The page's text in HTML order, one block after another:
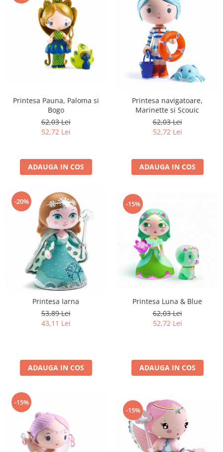
Printesa Pauna, Paloma si
Bogo
62,03 Lei
52,72 Lei
ADAUGA IN COS
Printesa navigatoare,
Marinette si Scouic
62,03 Lei
52,72 Lei
ADAUGA IN COS
-20%
Printesa Iarna
53,89 Lei
43,11 Lei
ADAUGA IN COS
-15%
Printesa Luna & Blue
62,03 Lei
52,72 Lei
ADAUGA IN COS
-15%
-15%